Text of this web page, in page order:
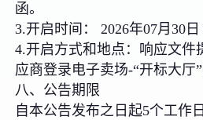
函。
3.开启时间： 2026年07月30
4.开启方式和地点：响应文件
应商登录电子卖场-“开标大厅”
八、公告期限
自本公告发布之日起5个工作日